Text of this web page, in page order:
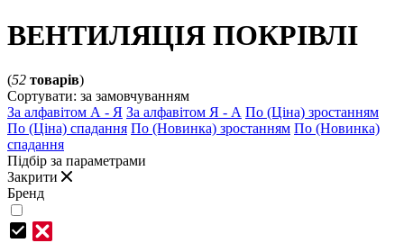
ВЕНТИЛЯЦІЯ ПОКРІВЛІ
(52 товарів)
Сортувати: за замовчуванням
За алфавітом А - Я За алфавітом Я - А По (Ціна) зростанням
По (Ціна) спадання По (Новинка) зростанням По (Новинка)
спадання
Підбір за параметрами
Закрити
Бренд